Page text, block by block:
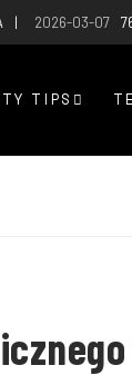
2026-03-07
TIPS